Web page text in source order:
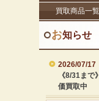
買取商品一覧
お知らせ
2026/07/17
《8/31ま
価買取中